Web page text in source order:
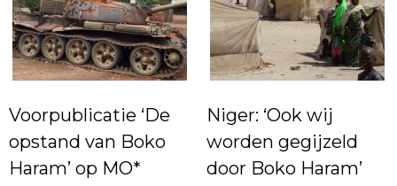
Voorpublicatie ‘De
opstand van Boko
Haram’ op MO*
Niger: ‘Ook wij
worden gegijzeld
door Boko Haram’